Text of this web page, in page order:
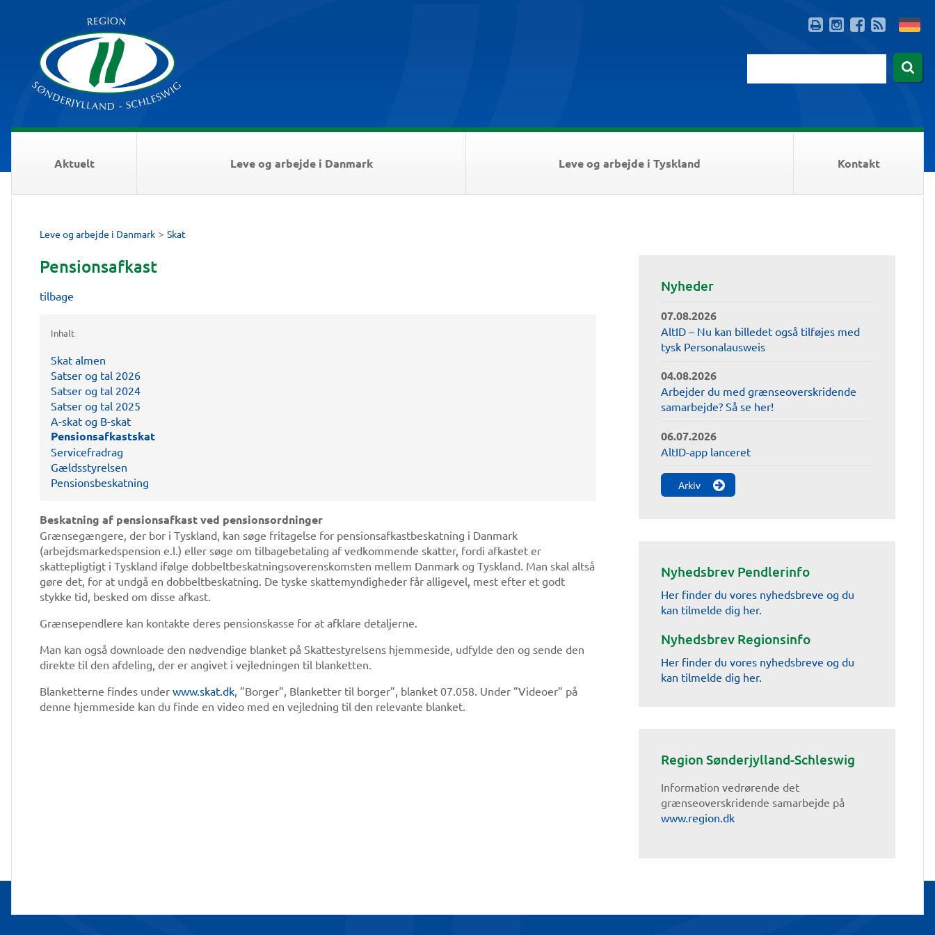
Aktuelt Leve og arbejde i Danmark Leve og arbejde i Tyskland Kontakt
Leve og arbejde i Danmark > Skat
Pensionsafkast
tilbage
Inhalt
Skat almen
Satser og tal 2026
Satser og tal 2024
Satser og tal 2025
A-skat og B-skat
Pensionsafkastskat
Servicefradrag
Gældsstyrelsen
Pensionsbeskatning
Beskatning af pensionsafkast ved pensionsordninger
Grænsegængere, der bor i Tyskland, kan søge fritagelse for pensionsafkastbeskatning i Danmark
(arbejdsmarkedspension e.l.) eller søge om tilbagebetaling af vedkommende skatter, fordi afkastet er
skattepligtigt i Tyskland ifølge dobbeltbeskatningsoverenskomsten mellem Danmark og Tyskland. Man skal altså
gøre det, for at undgå en dobbeltbeskatning. De tyske skattemyndigheder får alligevel, mest efter et godt
stykke tid, besked om disse afkast.
Grænsependlere kan kontakte deres pensionskasse for at afklare detaljerne.
Man kan også downloade den nødvendige blanket på Skattestyrelsens hjemmeside, udfylde den og sende den
direkte til den afdeling, der er angivet i vejledningen til blanketten.
Blanketterne findes under www.skat.dk, ”Borger”, Blanketter til borger”, blanket 07.058. Under ”Videoer” på
denne hjemmeside kan du finde en video med en vejledning til den relevante blanket.
Nyheder
07.08.2026
AltID – Nu kan billedet også tilføjes med
tysk Personalausweis
04.08.2026
Arbejder du med grænseoverskridende
samarbejde? Så se her!
06.07.2026
AltID-app lanceret
Arkiv
Nyhedsbrev Pendlerinfo
Her finder du vores nyhedsbreve og du
kan tilmelde dig her.
Nyhedsbrev Regionsinfo
Her finder du vores nyhedsbreve og du
kan tilmelde dig her.
Region Sønderjylland-Schleswig
Information vedrørende det
grænseoverskridende samarbejde på
www.region.dk